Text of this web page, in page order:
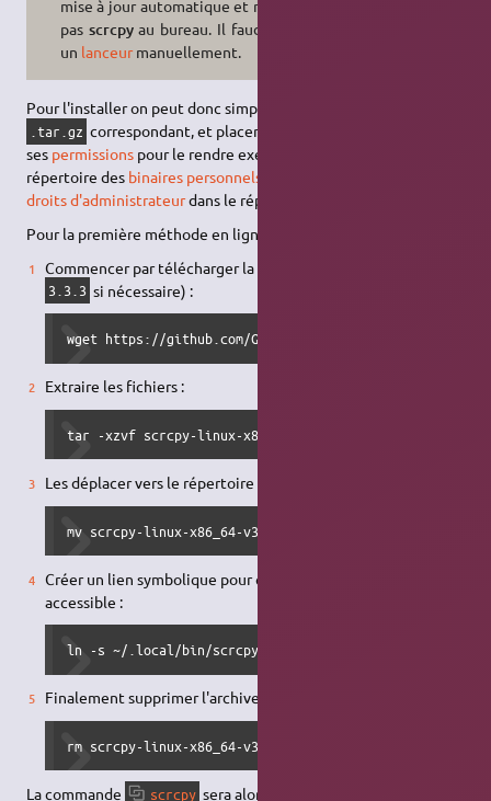
mise à jour automatique et n'intègre
pas scrcpyau bureau. Il faudra créer
un lanceurmanuellement.
Pour l'installer on peut donc simplement extraire le fichier
.tar.gz correspondant, et placer le fichier
ses permissions pour le rendre exécutable, soit dans le
répertoire des binaires personnels
droits d'administrateurdans le répertoire
Pour la première méthode en ligne de commande :
Commencer par télécharger la dernière version (adaptez
3.3.3 si nécessaire) :
wget https://github.com/Genymobile/scrcpy/releases/
Extraire les fichiers :
tar -xzvf scrcpy-linux-x86_64-v3.3.3.tar.gz
Les déplacer vers le répertoire des
mv scrcpy-linux-x86_64-v3.3.3 ~/.local/bin/
Créer un lien symbolique pour que la commande soit
accessible :
ln -s ~/.local/bin/scrcpy-linux-x86_64-v3.3.3/scrcpy
Finalement supprimer l'archive :
rm scrcpy-linux-x86_64-v3.3.3.tar.gz
La commande scrcpy sera alors disponible.